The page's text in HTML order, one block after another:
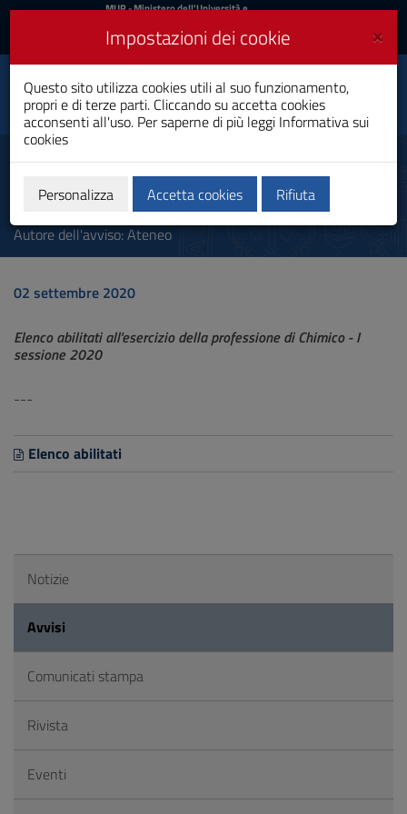
Vai
al
navigazione
del
sito
al
MIUR
Accedi
MUR- Ministero dell'Università e
Accedi UniCA News
Toggle
navigation
Università degli
Studi di Cagliari
Esame di Stato Chimico I
sessione 2020
Autore dell'avviso: Ateneo
02 settembre 2020
Elenco abilitati all'esercizio della professione di Chimico - I
sessione 2020
---
Elenco abilitati
Notizie
Avvisi
Comunicati stampa
Rivista
Eventi
×
Impostazioni dei cookie
Questo sito utilizza cookies utili al suo funzionamento,
propri e di terze parti. Cliccando su accetta cookies
acconsenti all'uso. Per saperne di più leggi Informativa sui
cookies
Personalizza Accetta cookies Rifiuta